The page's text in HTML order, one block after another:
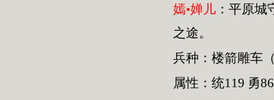
嫣•婵儿 ：平原
之途。
兵种：楼箭雕车
属性：统119 勇